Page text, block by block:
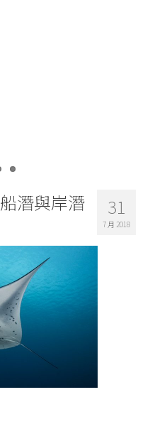
31
7 月 2018
潛與岸潛